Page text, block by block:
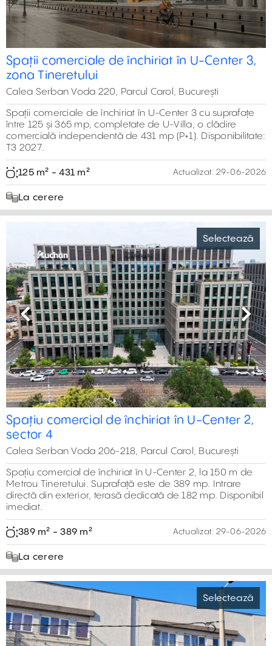
Spații comerciale de închiriat în U-Center 3,
zona Tineretului
Calea Serban Voda 220, Parcul Carol, București
Spații comerciale de închiriat în U-Center 3 cu suprafațe
între 125 și 365 mp, completate de U-Villa, o clădire
comercială independentă de 431 mp (P+1). Disponibilitate:
T3 2027.
125 m² - 431 m² Actualizat: 29-06-2026
La cerere
Selectează
Previous Next
Spațiu comercial de închiriat în U-Center 2,
sector 4
Calea Serban Voda 206-218, Parcul Carol, București
Spațiu comercial de închiriat în U-Center 2, la 150 m de
Metrou Tineretului. Suprafață este de 389 mp. Intrare
directă din exterior, terasă dedicată de 182 mp. Disponibil
imediat.
389 m² - 389 m² Actualizat: 29-06-2026
La cerere
Selectează